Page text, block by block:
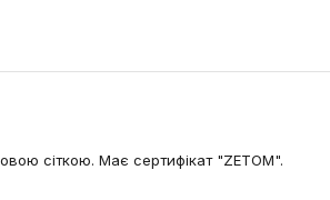
сіткою. Має сертифікат "ZETOM".